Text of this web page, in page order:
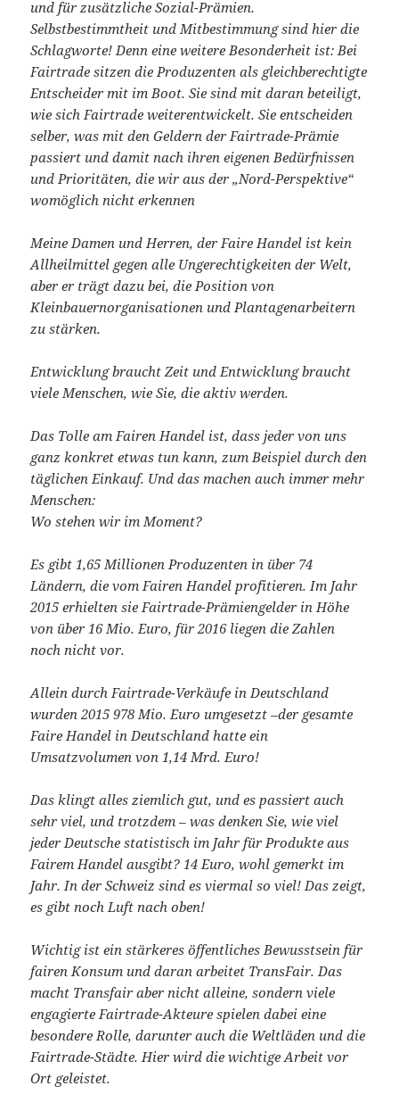
und für zusätzliche Sozial-Prämien.
Selbstbestimmtheit und Mitbestimmung sind hier die
Schlagworte! Denn eine weitere Besonderheit ist: Bei
Fairtrade sitzen die Produzenten als gleichberechtigte
Entscheider mit im Boot. Sie sind mit daran beteiligt,
wie sich Fairtrade weiterentwickelt. Sie entscheiden
selber, was mit den Geldern der Fairtrade-Prämie
passiert und damit nach ihren eigenen Bedürfnissen
und Prioritäten, die wir aus der „Nord-Perspektive“
womöglich nicht erkennen
Meine Damen und Herren, der Faire Handel ist kein
Allheilmittel gegen alle Ungerechtigkeiten der Welt,
aber er trägt dazu bei, die Position von
Kleinbauernorganisationen und Plantagenarbeitern
zu stärken.
Entwicklung braucht Zeit und Entwicklung braucht
viele Menschen, wie Sie, die aktiv werden.
Das Tolle am Fairen Handel ist, dass jeder von uns
ganz konkret etwas tun kann, zum Beispiel durch den
täglichen Einkauf. Und das machen auch immer mehr
Menschen:
Wo stehen wir im Moment?
Es gibt 1,65 Millionen Produzenten in über 74
Ländern, die vom Fairen Handel profitieren. Im Jahr
2015 erhielten sie Fairtrade-Prämiengelder in Höhe
von über 16 Mio. Euro, für 2016 liegen die Zahlen
noch nicht vor.
Allein durch Fairtrade-Verkäufe in Deutschland
wurden 2015 978 Mio. Euro umgesetzt –der gesamte
Faire Handel in Deutschland hatte ein
Umsatzvolumen von 1,14 Mrd. Euro!
Das klingt alles ziemlich gut, und es passiert auch
sehr viel, und trotzdem – was denken Sie, wie viel
jeder Deutsche statistisch im Jahr für Produkte aus
Fairem Handel ausgibt? 14 Euro, wohl gemerkt im
Jahr. In der Schweiz sind es viermal so viel! Das zeigt,
es gibt noch Luft nach oben!
Wichtig ist ein stärkeres öffentliches Bewusstsein für
fairen Konsum und daran arbeitet TransFair. Das
macht Transfair aber nicht alleine, sondern viele
engagierte Fairtrade-Akteure spielen dabei eine
besondere Rolle, darunter auch die Weltläden und die
Fairtrade-Städte. Hier wird die wichtige Arbeit vor
Ort geleistet.